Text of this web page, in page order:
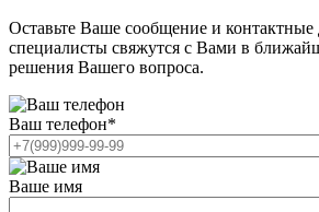
Оставьте Ваше сообщение и
специалисты свяжутся с Вами в
решения Вашего вопроса.
Ваш телефон*
Ваше имя